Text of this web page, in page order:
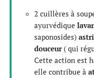
2 cuillères à
ayurvédique
saponosides)
douceur( qui
Cette action est
elle contribue à